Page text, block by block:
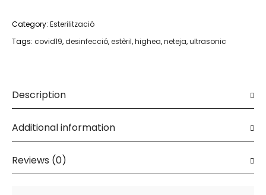
Category: Esterilització
Tags: covid19,desinfecció,estèril,highea,neteja,ultrasonic
Description
Additional information
Reviews (0)